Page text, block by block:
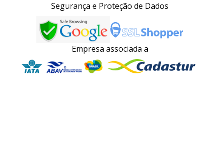
Segurança e Proteção de Dados
Empresa associada a